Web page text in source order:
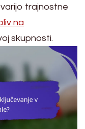
trajnostne
na
skupnosti.